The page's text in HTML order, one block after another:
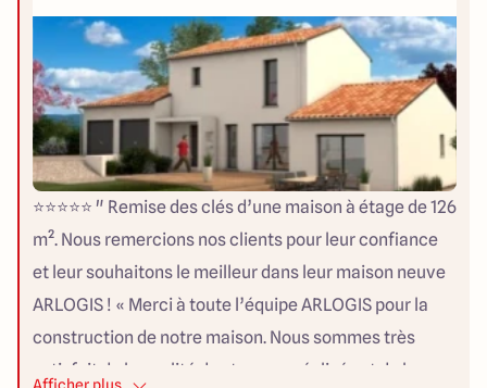
⭐⭐⭐⭐⭐ " Remise des clés d’une maison à étage de 126
m². Nous remercions nos clients pour leur confiance
et leur souhaitons le meilleur dans leur maison neuve
ARLOGIS ! « Merci à toute l’équipe ARLOGIS pour la
construction de notre maison. Nous sommes très
satisfait de la qualité des travaux réalisés et de la